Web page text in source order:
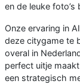
en de leuke
Onze ervaring in
deze citygame te
overal in
perfect uitje
een strategisch